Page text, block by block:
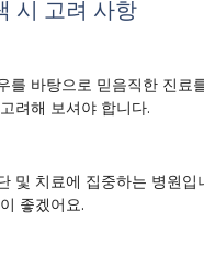
시 고려 사항
를 바탕으로 믿음직한 진료
려해 보셔야 합니다.
및 치료에 집중하는 병원
좋겠어요.